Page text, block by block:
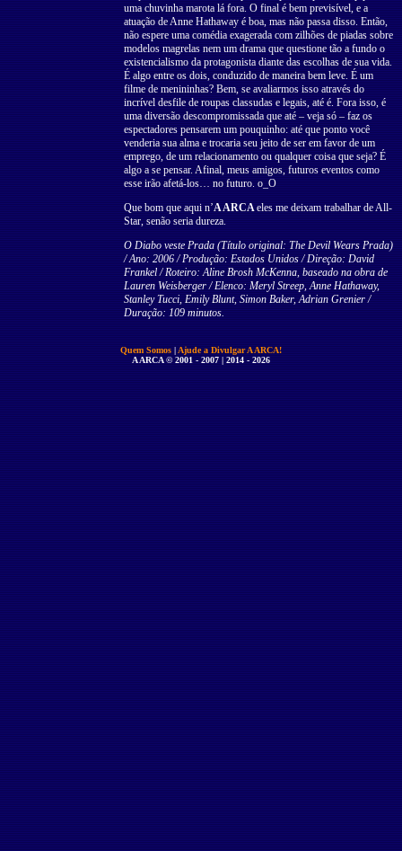
uma chuvinha marota lá fora. O final é bem previsível, e a
atuação de Anne Hathaway é boa, mas não passa disso. Então,
não espere uma comédia exagerada com zilhões de piadas sobre
modelos magrelas nem um drama que questione tão a fundo o
existencialismo da protagonista diante das escolhas de sua vida.
É algo entre os dois, conduzido de maneira bem leve. É um
filme de menininhas? Bem, se avaliarmos isso através do
incrível desfile de roupas classudas e legais, até é. Fora isso, é
uma diversão descompromissada que até – veja só – faz os
espectadores pensarem um pouquinho: até que ponto você
venderia sua alma e trocaria seu jeito de ser em favor de um
emprego, de um relacionamento ou qualquer coisa que seja? É
algo a se pensar. Afinal, meus amigos, futuros eventos como
esse irão afetá-los… no futuro. o_O
Que bom que aqui n’A ARCAeles me deixam trabalhar de All-
Star, senão seria dureza.
O Diabo veste Prada (Tí­tulo original: The Devil Wears Prada)
/ Ano: 2006 / Produção: Estados Unidos / Direção: David
Frankel / Roteiro: Aline Brosh McKenna, baseado na obra de
Lauren Weisberger / Elenco: Meryl Streep, Anne Hathaway,
Stanley Tucci, Emily Blunt, Simon Baker, Adrian Grenier /
Duração: 109 minutos.
Quem Somos|Ajude a Divulgar A ARCA!
A ARCA © 2001 - 2007 | 2014 - 2026